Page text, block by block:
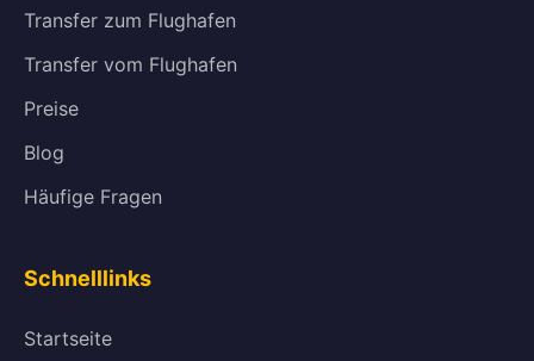
Transfer zum Flughafen
Transfer vom Flughafen
Preise
Blog
Häufige Fragen
Schnelllinks
Startseite